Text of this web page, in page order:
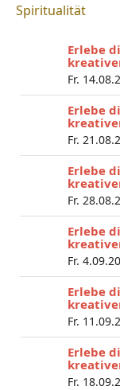
Spiritualität
Erlebe
Fr.
Erlebe
Fr.
Erlebe
Fr.
Erlebe
Fr.
Erlebe
Fr.
Erlebe
Fr.